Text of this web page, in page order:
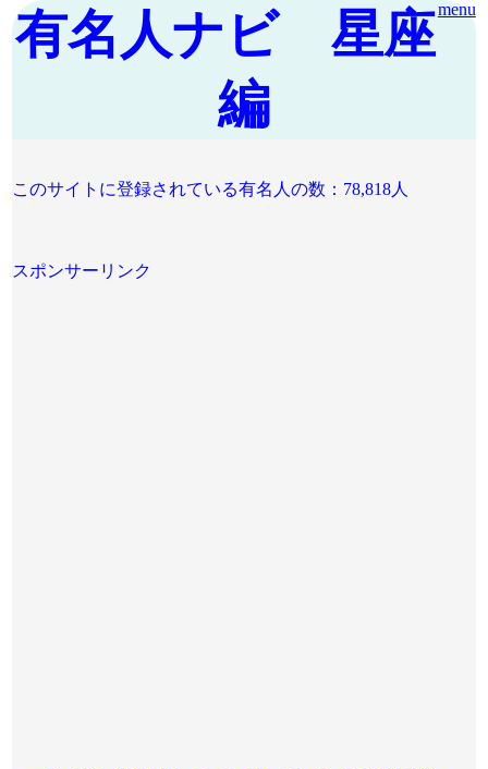
menu
有名人ナビ 星座
編
このサイトに登録されている有名人の数：78,818人
スポンサーリンク